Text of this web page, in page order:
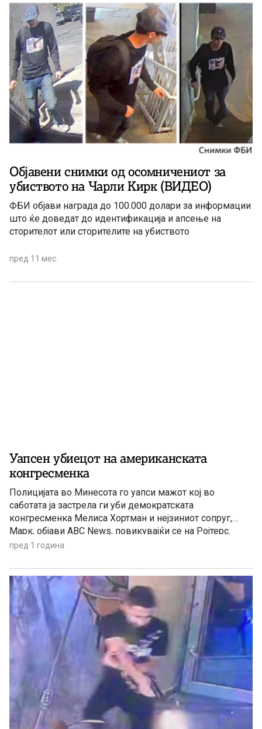
Објавени снимки од осомничениот за
убиството на Чарли Кирк (ВИДЕО)
ФБИ објави награда до 100.000 долари за информации
што ќе доведат до идентификација и апсење на
сторителот или сторителите на убиството
пред 11 мес.
Уапсен убиецот на американската
конгресменка
Полицијата во Минесота го уапси мажот кој во
саботата ја застрела ги уби демократската
конгресменка Мелиса Хортман и нејзиниот сопруг,
Марк, објави ABC News, повикувајќи се на Ројтерс.
Осомничениот е уапсен во близина на неговата фарма
шерифот во округот објави фотографија на
социјалните мрежи на која се […]
пред 1 година